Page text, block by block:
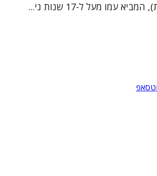
עמו מעל ל-17 שנות ני...